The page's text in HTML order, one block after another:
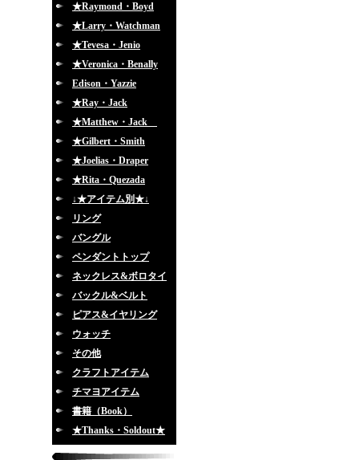
★Raymond・Boyd
★Larry・Watchman
★Tevesa・Jenio
★Veronica・Benally
Edison・Yazzie
★Ray・Jack
★Matthew・Jack
★Gilbert・Smith
★Joelias・Draper
★Rita・Quezada
↓★アイテム別★↓
リング
バングル
ペンダントトップ
ネックレス&ボロタイ
バックル&ベルト
ピアス&イヤリング
ウォッチ
その他
クラフトアイテム
チマヨアイテム
書籍（Book）
★Thanks・Soldout★